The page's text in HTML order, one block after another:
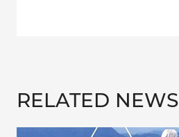
RELATED NEWS